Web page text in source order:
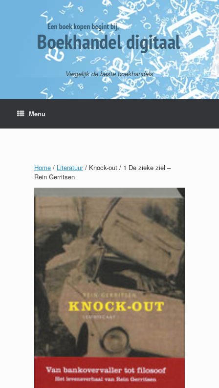
Vergelijk de beste boekhandels
Menu
Home / Literatuur/ Knock-out / 1 De zieke ziel –
Rein Gerritsen